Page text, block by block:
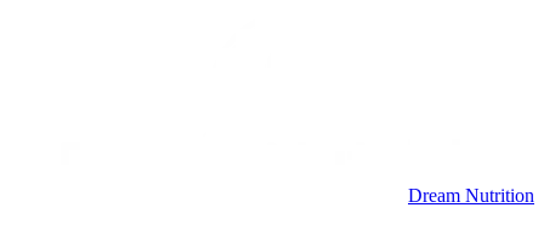
Dream Nutrition